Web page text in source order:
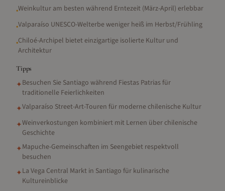
•Weinkultur am besten während Erntezeit (März-April) erlebbar
•Valparaíso UNESCO-Welterbe weniger heiß im Herbst/Frühling
•Chiloé-Archipel bietet einzigartige isolierte Kultur und
Architektur
Tipps
✦Besuchen Sie Santiago während Fiestas Patrias für
traditionelle Feierlichkeiten
✦Valparaíso Street-Art-Touren für moderne chilenische Kultur
✦Weinverkostungen kombiniert mit Lernen über chilenische
Geschichte
✦Mapuche-Gemeinschaften im Seengebiet respektvoll
besuchen
✦La Vega Central Markt in Santiago für kulinarische
Kultureinblicke